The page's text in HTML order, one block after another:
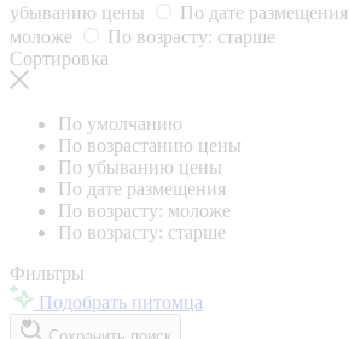
убыванию цены
По дате размещения
моложе
По возрасту: старше
Сортировка
По умолчанию
По возрастанию цены
По убыванию цены
По дате размещения
По возрасту: моложе
По возрасту: старше
Фильтры
Подобрать питомца